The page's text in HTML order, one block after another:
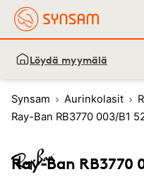
Löydä myymälä
Synsam Aurinkolasit
Ray-Ban RB3770 003/B1
Ray-Ban RB3770